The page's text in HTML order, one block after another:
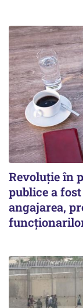
Revoluție în
publice a
angajarea,